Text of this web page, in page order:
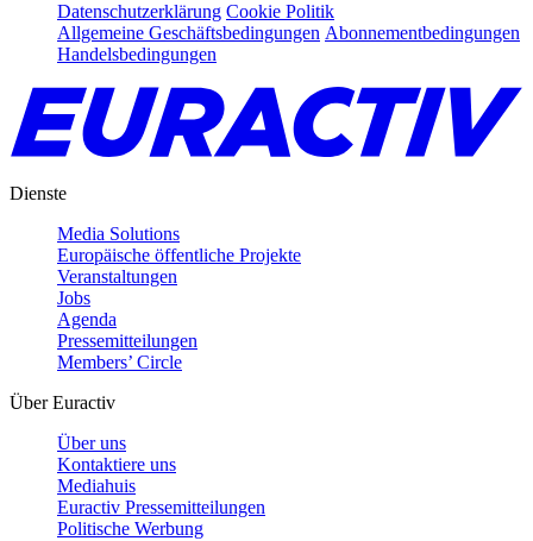
Datenschutzerklärung Cookie Politik
Allgemeine Geschäftsbedingungen Abonnementbedingungen
Handelsbedingungen
Dienste
Media Solutions
Europäische öffentliche Projekte
Veranstaltungen
Jobs
Agenda
Pressemitteilungen
Members’ Circle
Über Euractiv
Über uns
Kontaktiere uns
Mediahuis
Euractiv Pressemitteilungen
Politische Werbung